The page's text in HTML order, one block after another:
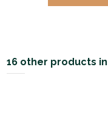
16 other products